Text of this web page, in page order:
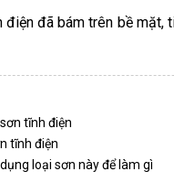
điện đã bám trên bề
tĩnh điện
tĩnh điện
loại sơn này để làm gì